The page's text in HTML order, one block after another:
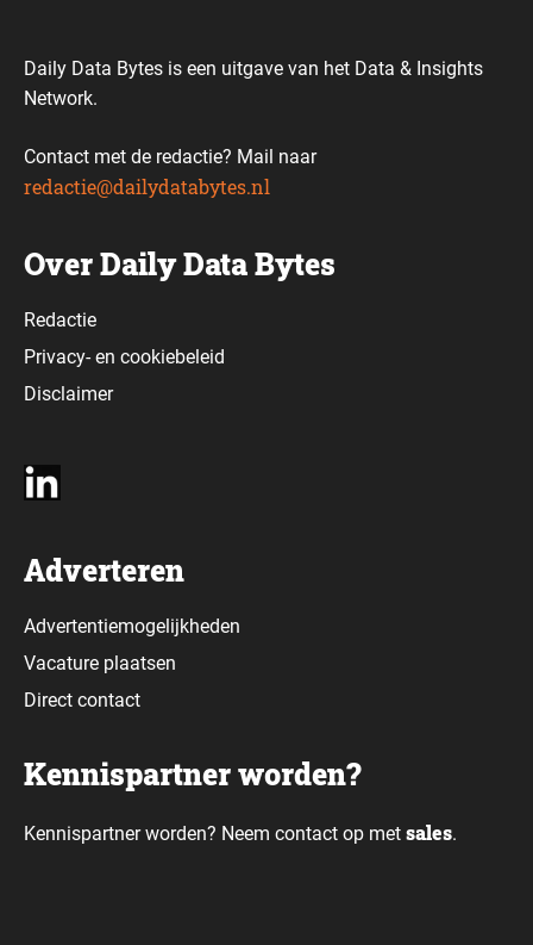
Daily Data Bytes is een uitgave van het Data & Insights
Network.
Contact met de redactie? Mail naar
redactie@dailydatabytes.nl
Over Daily Data Bytes
Redactie
Privacy-en cookiebeleid
Disclaimer
Adverteren
Advertentiemogelijkheden
Vacature plaatsen
Direct contact
Kennispartner worden?
Kennispartner worden? Neem contact op met sales.